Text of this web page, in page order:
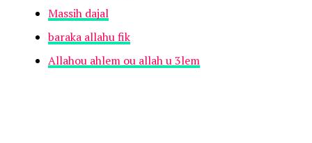
Massih dajal
baraka allahu fik
Allahou ahlem ou allah u 3lem